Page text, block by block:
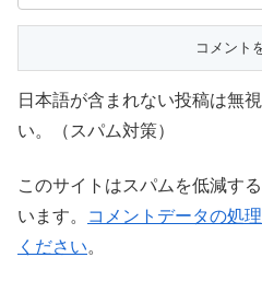
日本語が含まれない投稿は無
い。（スパム対策）
このサイトはスパムを低減す
います。
コメントデータの処
ください。